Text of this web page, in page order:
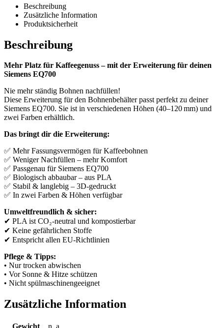
Beschreibung
Zusätzliche Information
Produktsicherheit
Beschreibung
Mehr Platz für Kaffeegenuss – mit der Erweiterung für deinen
Siemens EQ700
Nie mehr ständig Bohnen nachfüllen!
Diese Erweiterung für den Bohnenbehälter passt perfekt zu deiner
Siemens EQ700. Sie ist in verschiedenen Höhen (40–120 mm) und
zwei Farben erhältlich.
Das bringt dir die Erweiterung:
✅ Mehr Fassungsvermögen für Kaffeebohnen
✅ Weniger Nachfüllen – mehr Komfort
✅ Passgenau für Siemens EQ700
✅ Biologisch abbaubar – aus PLA
✅ Stabil & langlebig – 3D-gedruckt
✅ In zwei Farben & Höhen verfügbar
Umweltfreundlich & sicher:
✔ PLA ist CO₂-neutral und kompostierbar
✔ Keine gefährlichen Stoffe
✔ Entspricht allen EU-Richtlinien
Pflege & Tipps:
• Nur trocken abwischen
• Vor Sonne & Hitze schützen
• Nicht spülmaschinengeeignet
Zusätzliche Information